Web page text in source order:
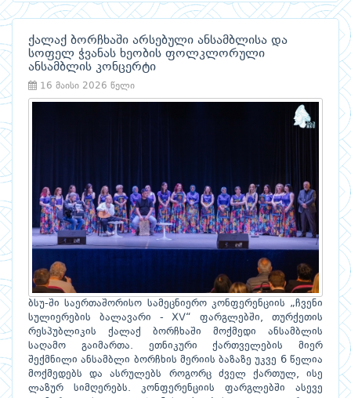
ქალაქ ბორჩხაში არსებული ანსამბლისა და
სოფელ ჭვანას ხეობის ფოლკლორული
ანსამბლის კონცერტი
16 მაისი 2026 წელი
ბსუ-ში საერთაშორისო სამეცნიერო კონფერენციის „ჩვენი
სულიერების ბალავარი - XV“ ფარგლებში, თურქეთის
რესპუბლიკის ქალაქ ბორჩხაში მოქმედი ანსამბლის
საღამო გაიმართა. ეთნიკური ქართველების მიერ
შექმნილი ანსამბლი ბორჩხის მერიის ბაზაზე უკვე 6 წელია
მოქმედებს და ასრულებს როგორც ძველ ქართულ, ისე
ლაზურ სიმღერებს. კონფერენციის ფარგლებში ასევე